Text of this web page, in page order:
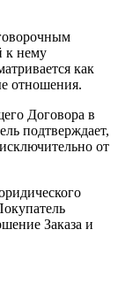
к нему
как
отношения.
Договора в
подтверждает,
от
Заказа и